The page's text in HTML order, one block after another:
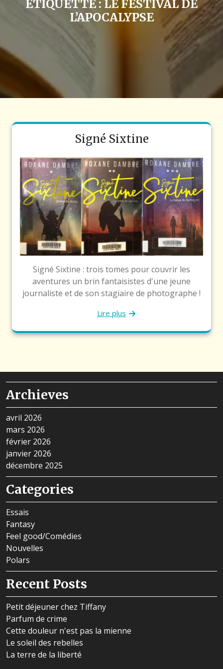
ÉTIQUETTE : LE FESTIVAL DE
L’APOCALYPSE
Signé Sixtine
Signé Sixtine : trois tomes pour couvrir les
aventures un brin fantaisistes d'une jeune
journaliste et de son stagiaire de photographe !
Lire plus
Archieves
avril 2026
mars 2026
février 2026
janvier 2026
décembre 2025
Categories
Essais
Fantasy
Feel good/Comédies
Nouvelles
Polars
Recent Posts
Petit déjeuner chez Tiffany
Parfum de crime
Cette douleur n'est pas la mienne
Le soleil des rebelles
La terre de la liberté